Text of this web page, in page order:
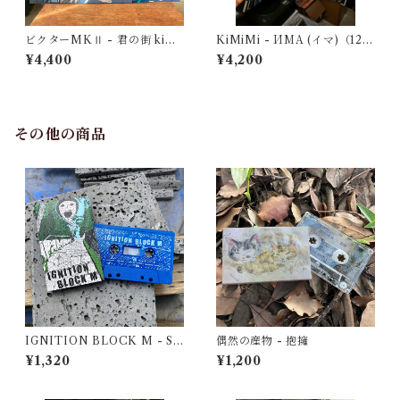
ビクターMKⅡ - 君の街 kimi
no machi（Limited Edition
12" Transparent Blue Viny
¥4,400
KiMiMi - ИМА (イマ)（12'v
inyl）
¥4,200
その他の商品
IGNITION BLOCK M - S/
T Demo
¥1,320
偶然の産物 - 抱擁
¥1,200